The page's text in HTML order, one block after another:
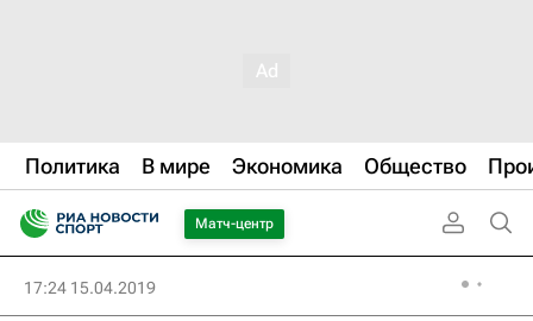
Политика В мире Экономика Общество
Матч-центр
17:24 15.04.2019